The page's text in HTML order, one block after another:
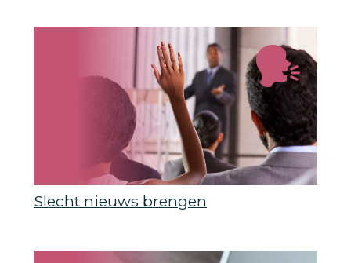
Slecht nieuws brengen